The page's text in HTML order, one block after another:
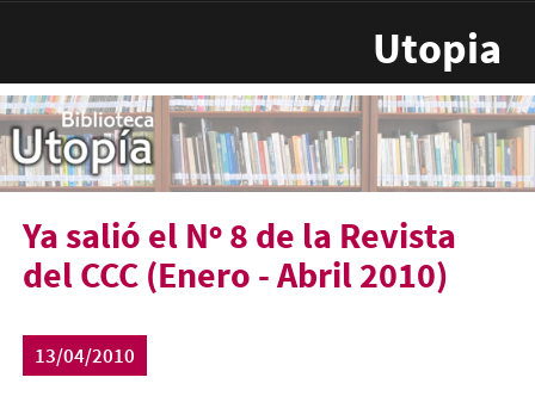
Utopia
Ya salió el Nº 8 de la Revista
del CCC (Enero - Abril 2010)
13/04/2010